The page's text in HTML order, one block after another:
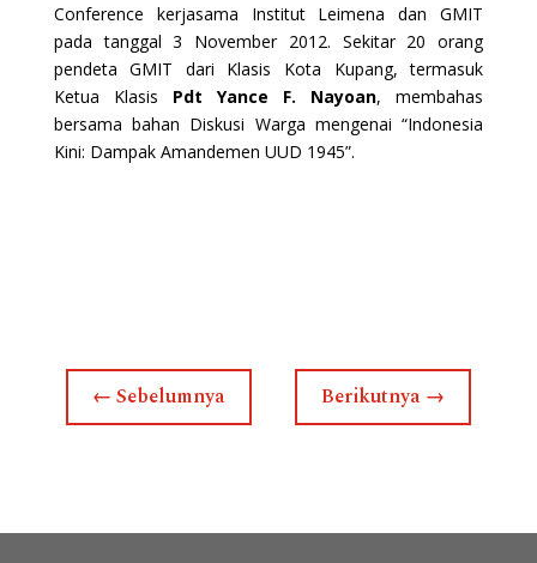
Conference kerjasama Institut Leimena dan GMIT
pada tanggal 3 November 2012. Sekitar 20 orang
pendeta GMIT dari Klasis Kota Kupang, termasuk
Ketua Klasis Pdt Yance F. Nayoan, membahas
bersama bahan Diskusi Warga mengenai “Indonesia
Kini: Dampak Amandemen UUD 1945”.
← Sebelumnya Berikutnya →